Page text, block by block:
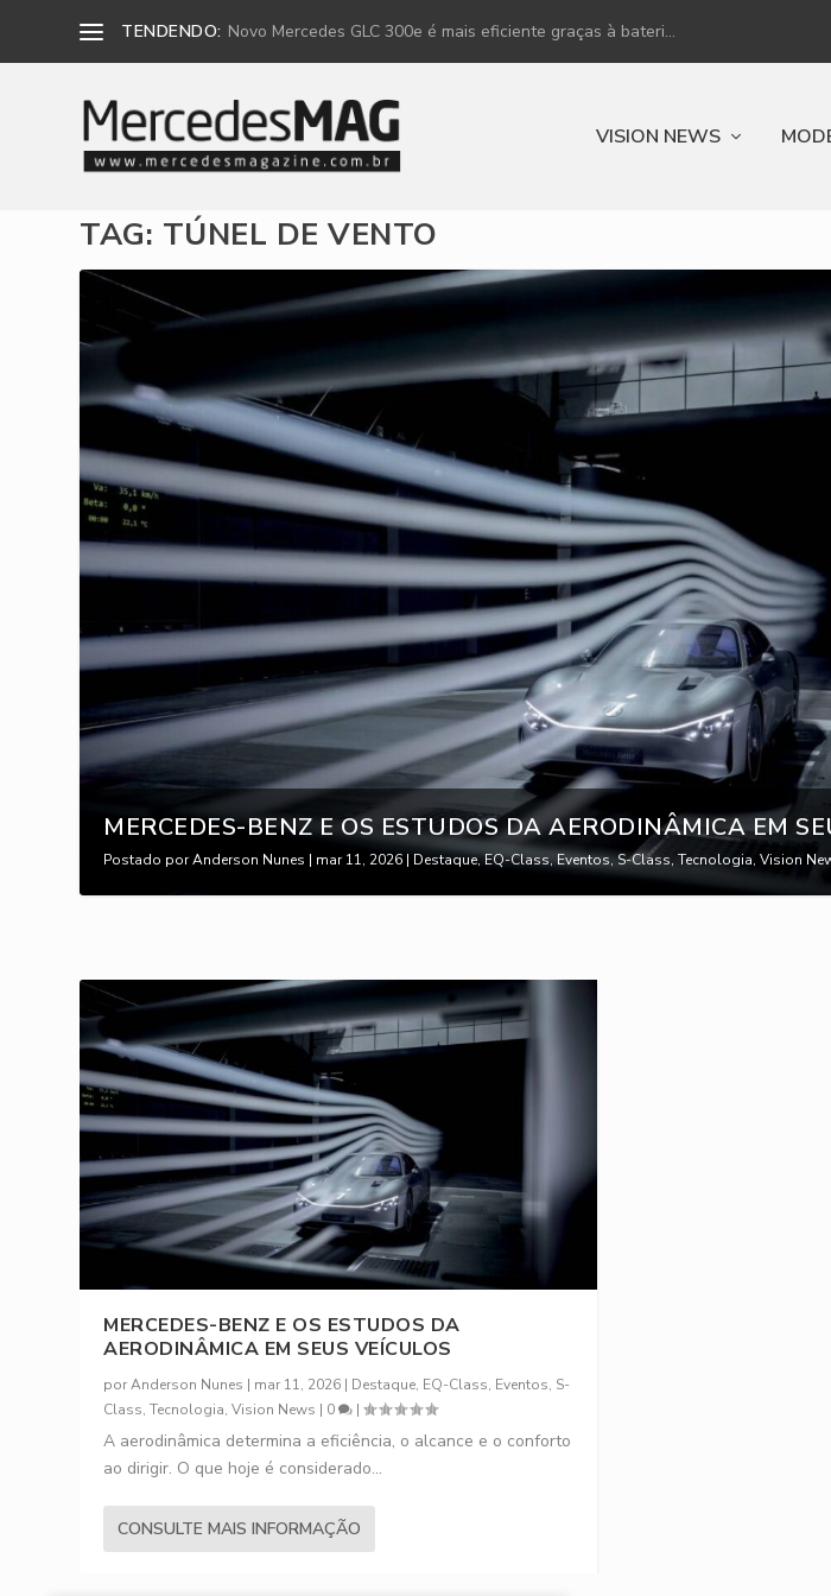
TENDENDO: Novo Mercedes GLC 300e é mais eficiente graças à bateri...
VISION NEWS
TAG: TÚNEL DE VENTO
MERCEDES-BENZ E OS ESTUDOS DA AERODINÂMICA EM
Postado porAnderson Nunes | mar 11, 2026 | Destaque,EQ-Class,Eventos,S-Class,Tecnologia,Vision
MERCEDES-BENZ E OS ESTUDOS DA
AERODINÂMICA EM SEUS VEÍCULOS
porAnderson Nunes | mar 11, 2026 | Destaque, EQ-Class, Eventos, S-
Class,Tecnologia,Vision News | 0 |
A aerodinâmica determina a eficiência, o alcance e o conforto
ao dirigir. O que hoje é considerado...
CONSULTE MAIS INFORMAÇÃO